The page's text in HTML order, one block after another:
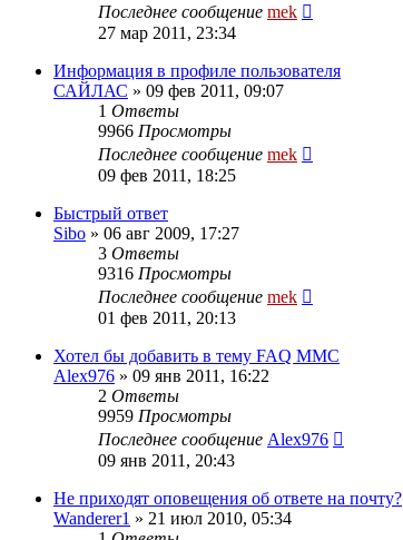
Последнее сообщение mek
27 мар 2011, 23:34
Информация в профиле пользователя
САЙЛАС » 09 фев 2011, 09:07
1 Ответы
9966 Просмотры
Последнее сообщение mek
09 фев 2011, 18:25
Быстрый ответ
Sibo » 06 авг 2009, 17:27
3 Ответы
9316 Просмотры
Последнее сообщение mek
01 фев 2011, 20:13
Хотел бы добавить в тему FAQ MMC
Alex976 » 09 янв 2011, 16:22
2 Ответы
9959 Просмотры
Последнее сообщение Alex976
09 янв 2011, 20:43
Не приходят оповещения об ответе на почту?
Wanderer1 » 21 июл 2010, 05:34